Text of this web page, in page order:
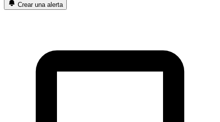
Crear una alerta